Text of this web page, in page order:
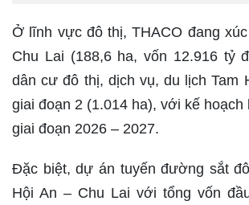
Ở lĩnh vực đô thị, THACO đang
Chu Lai (188,6 ha, vốn 12.916 tỷ
dân cư đô thị, dịch vụ, du lịch Tam
giai đoạn 2 (1.014 ha), với kế hoạch
giai đoạn 2026 – 2027.
Đặc biệt, dự án tuyến đường sắt
Hội An – Chu Lai với tổng vốn